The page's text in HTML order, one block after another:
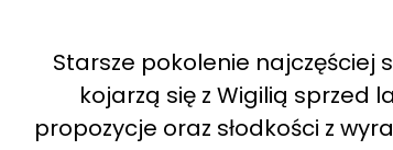
Starsze pokolenie najczęściej
kojarzą się z Wigilią sprzed
propozycje oraz słodkości z